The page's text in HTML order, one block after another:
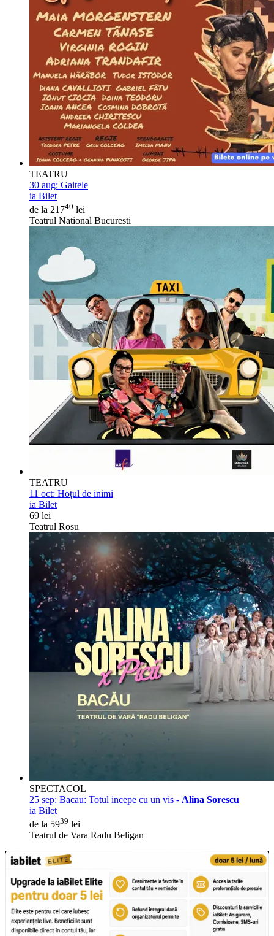
TEATRU
30 aug: Gaitele
ia Bilet
de la 21740 lei
Teatrul National Bucuresti
TEATRU
11 oct: Hoțul de inimi
ia Bilet
69 lei
Teatrul Rosu
SPECTACOL
25 sep: Bacau: Totul incepe cu un vis - Alina Sorescu
ia Bilet
de la 5939 lei
Teatrul de Vara Radu Beligan